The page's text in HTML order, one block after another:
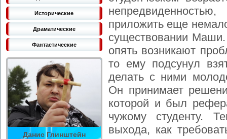
Исторические
Драматические
Фантастические
Данис Глинштейн
приложить еще
существовании
опять возникают
то ему подсунул
делать с ними
Он принимает
которой и был
чужому студенту.
выхода, как